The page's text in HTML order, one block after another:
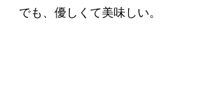
でも、優しくて美味しい。